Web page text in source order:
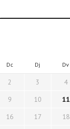
Dc Dj Dv
2 3 4
9 10 11
16 17 18